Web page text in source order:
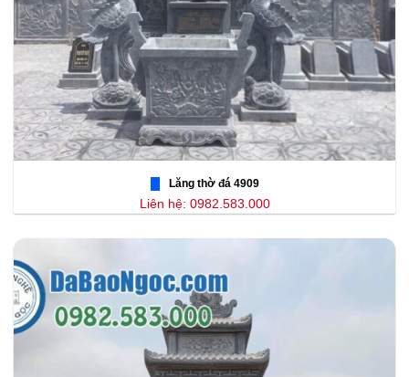
Lăng thờ đá 4909
Liên hệ: 0982.583.000